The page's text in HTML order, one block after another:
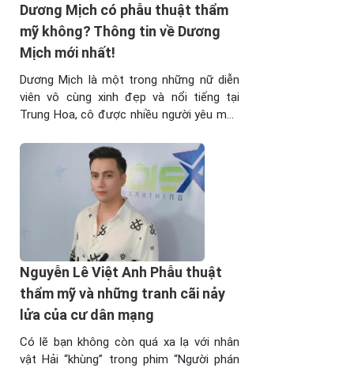
Dương Mịch có phẫu thuật thẩm
mỹ không? Thông tin về Dương
Mịch mới nhất!
Dương Mịch là một trong những nữ diễn
viên vô cùng xinh đẹp và nổi tiếng tại
Trung Hoa, cô được nhiều người yêu mến
lan tỏa ra tầm châu lục. Tuy nhiên, đời tư
của Dương Mịch thực sự đã trải qua rất
Nguyễn Lê Việt Anh Phẫu thuật
thẩm mỹ và những tranh cãi nảy
lửa của cư dân mạng
Có lẽ bạn không còn quá xa lạ với nhân
vật Hải “khùng” trong phim “Người phán